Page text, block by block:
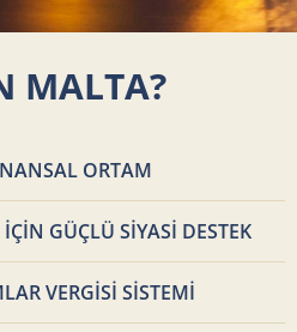
MALTA?
ORTAM
GÜÇLÜ SİYASİ DESTEK
VERGİSİ SİSTEMİ